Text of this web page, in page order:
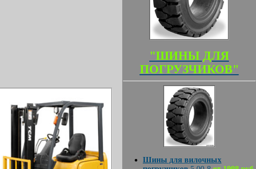
"ШИНЫ ДЛЯ
ПОГРУЗЧИКОВ"
Шины для вилочных